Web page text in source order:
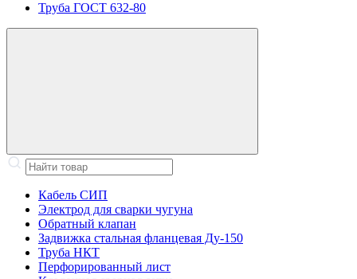
Труба ГОСТ 632-80
Кабель СИП
Электрод для сварки чугуна
Обратный клапан
Задвижка стальная фланцевая Ду-150
Труба НКТ
Перфорированный лист